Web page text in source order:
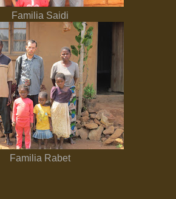
Familia Saidi
Familia Rabet